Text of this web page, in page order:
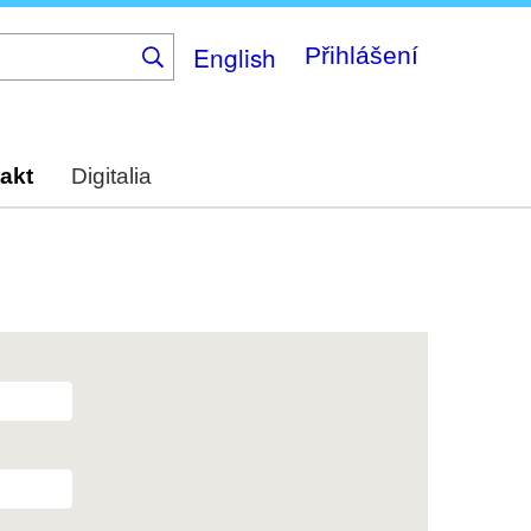
English Přihlášení
Digitalia